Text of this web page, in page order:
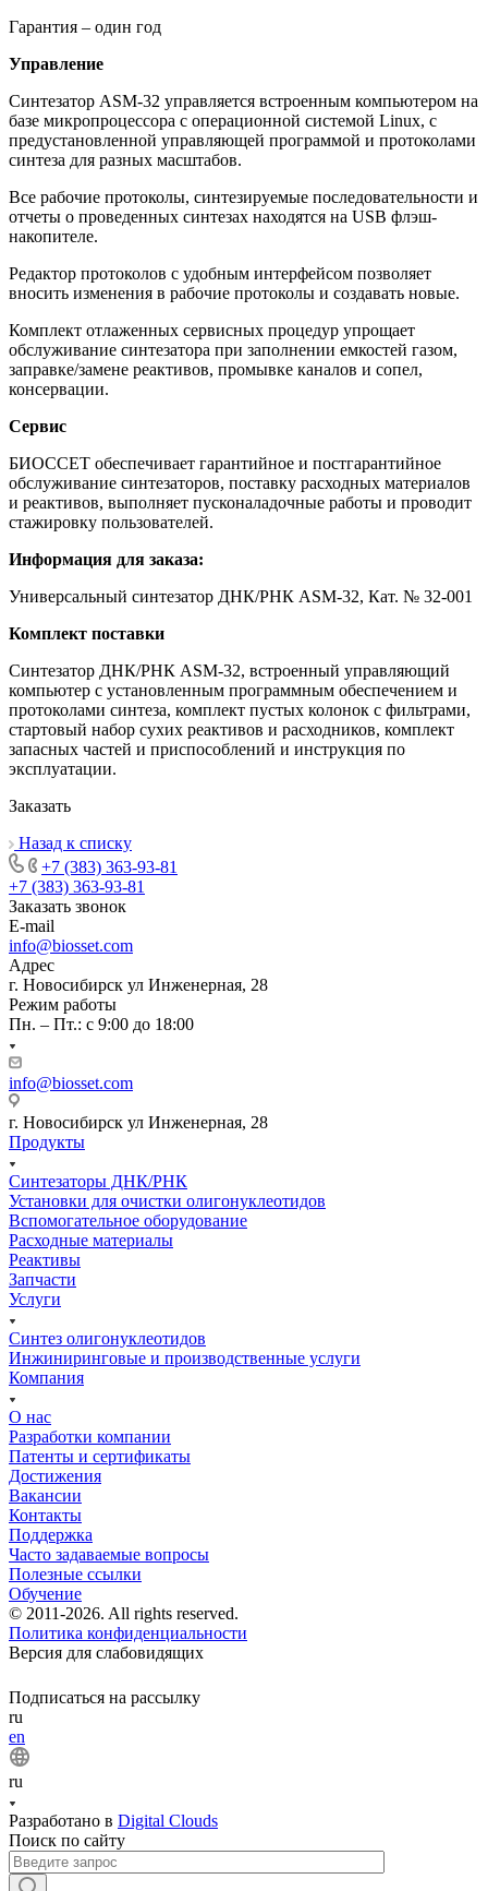
Гарантия – один год
Управление
Синтезатор ASM-32 управляется встроенным компьютером на
базе микропроцессора с операционной системой Linux, с
предустановленной управляющей программой и протоколами
синтеза для разных масштабов.
Все рабочие протоколы, синтезируемые последовательности и
отчеты о проведенных синтезах находятся на USB флэш-
накопителе.
Редактор протоколов с удобным интерфейсом позволяет
вносить изменения в рабочие протоколы и создавать новые.
Комплект отлаженных сервисных процедур упрощает
обслуживание синтезатора при заполнении емкостей газом,
заправке/замене реактивов, промывке каналов и сопел,
консервации.
Сервис
БИОССЕТ обеспечивает гарантийное и постгарантийное
обслуживание синтезаторов, поставку расходных материалов
и реактивов, выполняет пусконаладочные работы и проводит
стажировку пользователей.
Информация для заказа:
Универсальный синтезатор ДНК/РНК ASM-32, Кат. № 32-001
Комплект поставки
Синтезатор ДНК/РНК ASM-32, встроенный управляющий
компьютер с установленным программным обеспечением и
протоколами синтеза, комплект пустых колонок с фильтрами,
стартовый набор сухих реактивов и расходников, комплект
запасных частей и приспособлений и инструкция по
эксплуатации.
Заказать
Назад к списку
+7 (383) 363-93-81
+7 (383) 363-93-81
Заказать звонок
E-mail
info@biosset.com
Адрес
г. Новосибирск ул Инженерная, 28
Режим работы
Пн. – Пт.: с 9:00 до 18:00
info@biosset.com
г. Новосибирск ул Инженерная, 28
Продукты
Синтезаторы ДНК/РНК
Установки для очистки олигонуклеотидов
Вспомогательное оборудование
Расходные материалы
Реактивы
Запчасти
Услуги
Синтез олигонуклеотидов
Инжиниринговые и производственные услуги
Компания
О нас
Разработки компании
Патенты и сертификаты
Достижения
Вакансии
Контакты
Поддержка
Часто задаваемые вопросы
Полезные ссылки
Обучение
© 2011-2026. All rights reserved.
Политика конфиденциальности
Версия для слабовидящих
Подписаться на рассылку
ru
en
ru
Разработано в Digital Clouds
Поиск по сайту